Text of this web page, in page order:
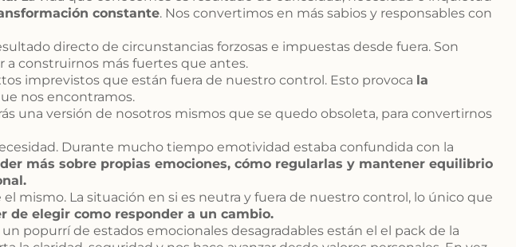
constante. Nos convertimos en más sabios y responsables con
directo de circunstancias forzosas e impuestas desde fuera. Son
construirnos más fuertes que antes.
imprevistos que están fuera de nuestro control. Esto provoca la
nos encontramos.
una versión de nosotros mismos que se quedo obsoleta, para convertirnos
Durante mucho tiempo emotividad estaba confundida con la
más sobre propias emociones, cómo regularlas y mantener equilibrio
mismo. La situación en si es neutra y fuera de nuestro control, lo único que
de elegir como responder a un cambio.
popurrí de estados emocionales desagradables están el el pack de la